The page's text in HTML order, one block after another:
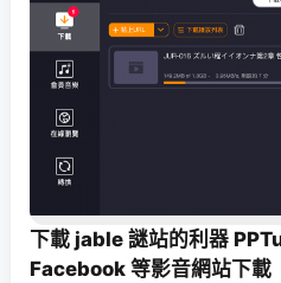
下載 jable 謎站的利器
Facebook 等影音網站下載